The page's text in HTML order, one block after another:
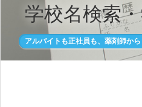
学校名検索
アルバイトも正社員も、薬剤師か